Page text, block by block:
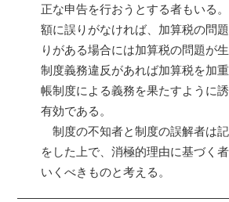
正な申告を行おうとする者もいる
額に誤りがなければ、加算税の問
りがある場合には加算税の問題が
制度義務違反があれば加算税を加
帳制度による義務を果たすように
有効である。
制度の不知者と制度の誤解者は
をした上で、消極的理由に基づく
いくべきものと考える。